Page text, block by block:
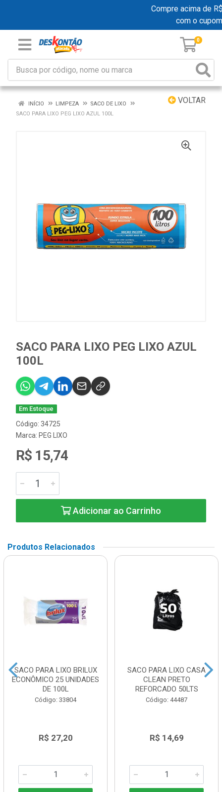
Compre acima de
com o cupom
0
VOLTAR
INÍCIO LIMPEZA
SACO DE LIXO
SACO PARA LIXO PEG LIXO AZUL 100L
SACO PARA LIXO PEG LIXO AZUL
100L
Em Estoque
Código: 34725
Marca: PEG LIXO
R$ 15,74
Adicionar ao Carrinho
Produtos Relacionados
SACO PARA LIXO BRILUX
ECONÔMICO 25 UNIDADES
DE 100L
Código: 33804
R$ 27,20
SACO PARA LIXO CASA
CLEAN PRETO
REFORCADO 50LTS
Código: 44487
R$ 14,69